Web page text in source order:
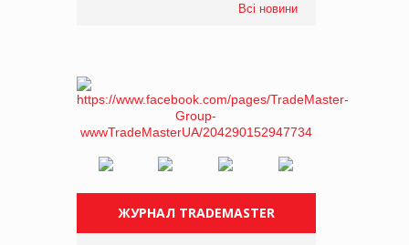
Всі новини
ЖУРНАЛ TRADEMASTER